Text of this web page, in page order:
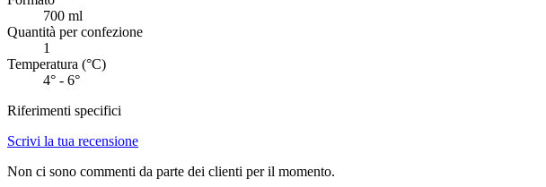
700 ml
Quantità per confezione
1
Temperatura (°C)
4° - 6°
Riferimenti specifici
Scrivi la tua recensione
Non ci sono commenti da parte dei clienti per il momento.